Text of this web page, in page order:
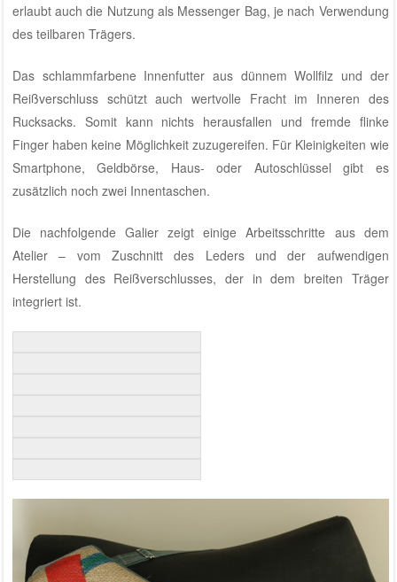
erlaubt auch die Nutzung als Messenger Bag, je nach Verwendung
des teilbaren Trägers.
Das schlammfarbene Innenfutter aus dünnem Wollfilz und der
Reißverschluss schützt auch wertvolle Fracht im Inneren des
Rucksacks. Somit kann nichts herausfallen und fremde flinke
Finger haben keine Möglichkeit zuzugereifen. Für Kleinigkeiten wie
Smartphone, Geldbörse, Haus- oder Autoschlüssel gibt es
zusätzlich noch zwei Innentaschen.
Die nachfolgende Galier zeigt einige Arbeitsschritte aus dem
Atelier – vom Zuschnitt des Leders und der aufwendigen
Herstellung des Reißverschlusses, der in dem breiten Träger
integriert ist.